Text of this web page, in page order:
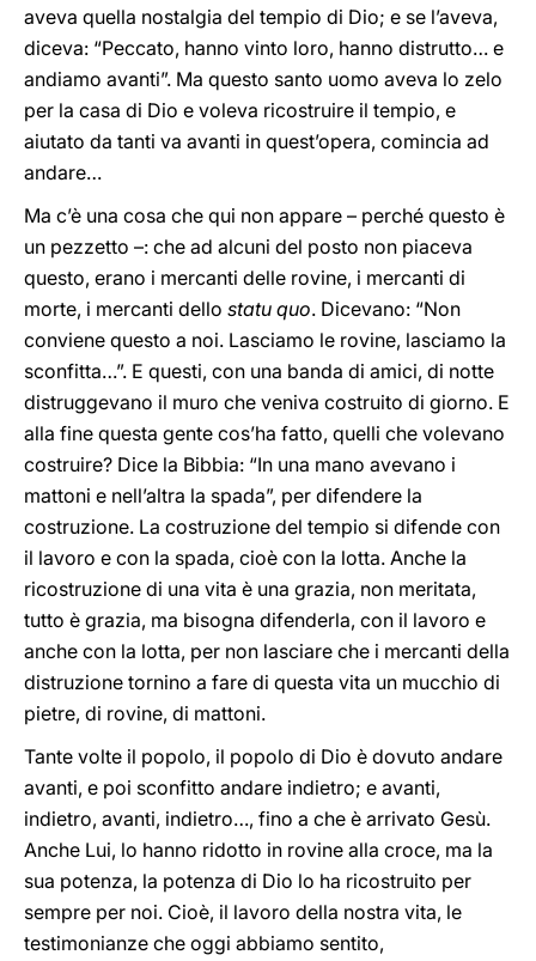
aveva quella nostalgia del tempio di Dio; e se l’aveva,
diceva: “Peccato, hanno vinto loro, hanno distrutto… e
andiamo avanti”. Ma questo santo uomo aveva lo zelo
per la casa di Dio e voleva ricostruire il tempio, e
aiutato da tanti va avanti in quest’opera, comincia ad
andare…
Ma c’è una cosa che qui non appare – perché questo è
un pezzetto –: che ad alcuni del posto non piaceva
questo, erano i mercanti delle rovine, i mercanti di
morte, i mercanti dello statu quo. Dicevano: “Non
conviene questo a noi. Lasciamo le rovine, lasciamo la
sconfitta…”. E questi, con una banda di amici, di notte
distruggevano il muro che veniva costruito di giorno. E
alla fine questa gente cos’ha fatto, quelli che volevano
costruire? Dice la Bibbia: “In una mano avevano i
mattoni e nell’altra la spada”, per difendere la
costruzione. La costruzione del tempio si difende con
il lavoro e con la spada, cioè con la lotta. Anche la
ricostruzione di una vita è una grazia, non meritata,
tutto è grazia, ma bisogna difenderla, con il lavoro e
anche con la lotta, per non lasciare che i mercanti della
distruzione tornino a fare di questa vita un mucchio di
pietre, di rovine, di mattoni.
Tante volte il popolo, il popolo di Dio è dovuto andare
avanti, e poi sconfitto andare indietro; e avanti,
indietro, avanti, indietro…, fino a che è arrivato Gesù.
Anche Lui, lo hanno ridotto in rovine alla croce, ma la
sua potenza, la potenza di Dio lo ha ricostruito per
sempre per noi. Cioè, il lavoro della nostra vita, le
testimonianze che oggi abbiamo sentito,